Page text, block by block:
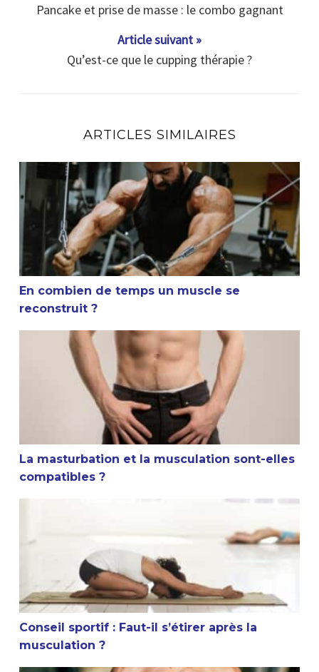
Pancake et prise de masse : le combo gagnant
Article suivant »
Qu’est-ce que le cupping thérapie ?
ARTICLES SIMILAIRES
En combien de temps un muscle se reconstruit ?
En combien de temps un muscle se
reconstruit ?
La masturbation et la musculation sont-elles
La masturbation et la musculation sont-elles
compatibles ?
Conseil sportif : Faut-il s’étirer après la musculation ?
Conseil sportif : Faut-il s’étirer après la
musculation ?